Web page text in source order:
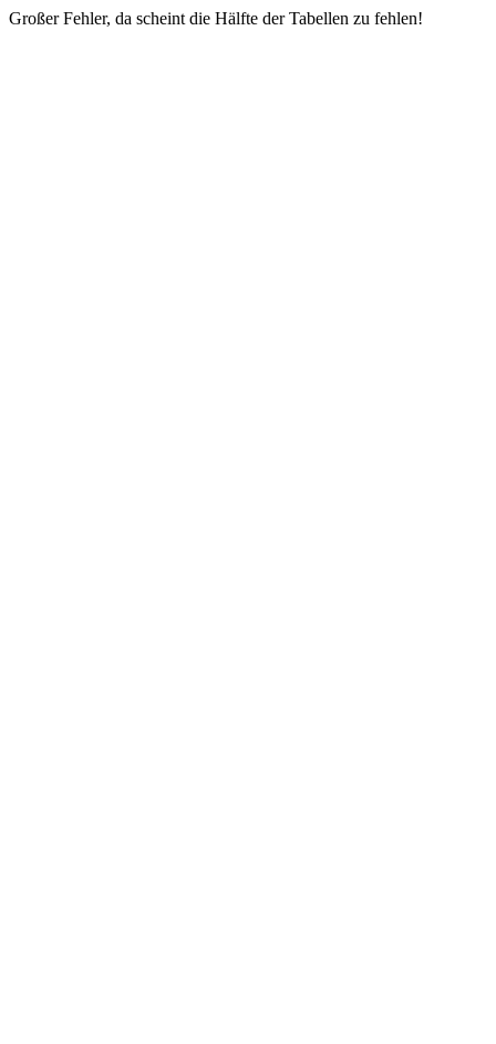
Großer Fehler, da scheint die Hälfte der Tabellen zu fehlen!